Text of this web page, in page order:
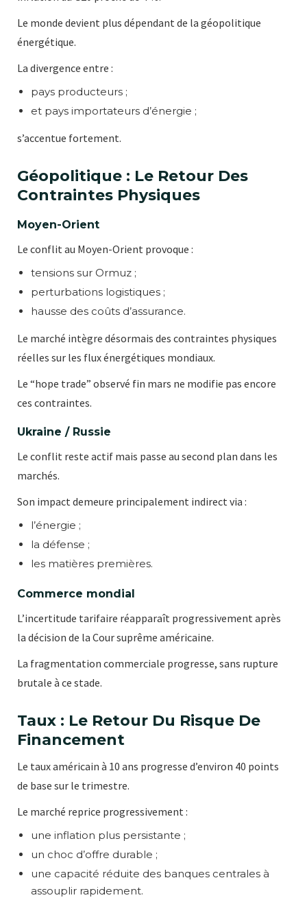
Le monde devient plus dépendant de la géopolitique
énergétique.
La divergence entre :
pays producteurs ;
et pays importateurs d’énergie ;
s’accentue fortement.
Géopolitique : Le Retour Des
Contraintes Physiques
Moyen-Orient
Le conflit au Moyen-Orient provoque :
tensions sur Ormuz ;
perturbations logistiques ;
hausse des coûts d’assurance.
Le marché intègre désormais des contraintes physiques
réelles sur les flux énergétiques mondiaux.
Le “hope trade” observé fin mars ne modifie pas encore
ces contraintes.
Ukraine / Russie
Le conflit reste actif mais passe au second plan dans les
marchés.
Son impact demeure principalement indirect via :
l’énergie ;
la défense ;
les matières premières.
Commerce mondial
L’incertitude tarifaire réapparaît progressivement après
la décision de la Cour suprême américaine.
La fragmentation commerciale progresse, sans rupture
brutale à ce stade.
Taux : Le Retour Du Risque De
Financement
Le taux américain à 10 ans progresse d’environ 40 points
de base sur le trimestre.
Le marché reprice progressivement :
une inflation plus persistante ;
un choc d’offre durable ;
une capacité réduite des banques centrales à
assouplir rapidement.